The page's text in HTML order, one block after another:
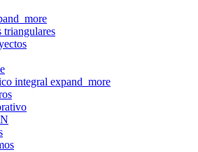
triangulares
integral expand_more